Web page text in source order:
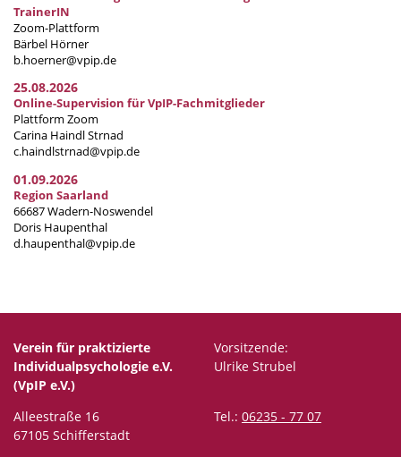
TrainerIN
Zoom-Plattform
Bärbel Hörner
b.hoerner@vpip.de
25.08.2026
Online-Supervision für VpIP-Fachmitglieder
Plattform Zoom
Carina Haindl Strnad
c.haindlstrnad@vpip.de
01.09.2026
Region Saarland
66687 Wadern-Noswendel
Doris Haupenthal
d.haupenthal@vpip.de
Verein für praktizierte
Individualpsychologie e.V.
(VpIP e.V.)
Vorsitzende:
Ulrike Strubel
Alleestraße 16
67105 Schifferstadt
Tel.: 06235 - 77 07